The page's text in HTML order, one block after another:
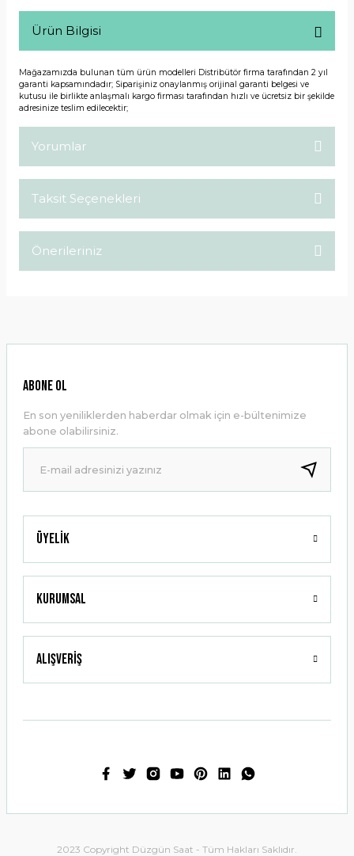
Ürün Bilgisi
Mağazamızda bulunan tüm ürün modelleri Distribütör firma tarafından 2 yıl
garanti kapsamındadır; Siparişiniz onaylanmış orijinal garanti belgesi ve
kutusu ile birlikte anlaşmalı kargo firması tarafından hızlı ve ücretsiz bir şekilde
adresinize teslim edilecektir;
Yorumlar
Taksit Seçenekleri
Önerileriniz
Ürün resmi kalitesiz, bozuk veya görüntülenemiyor.
Ürün bilgilerinde hatalar bulunuyor.
Ürün fiyatı diğer sitelerden daha pahalı.
Bu ürüne benzer farklı alternatifler olmalı.
Gönder
Üyelik
Kurumsal
Alışveriş
ABONE OL
En son yeniliklerden haberdar olmak için e-bültenimize
abone olabilirsiniz.
2023 Copyright Düzgün Saat - Tüm Hakları Saklıdır.